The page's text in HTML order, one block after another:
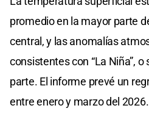
promedio en la mayor parte
central, y las anomalías
consistentes con “La Niña”,
parte. El informe prevé un
entre enero y marzo del 2026.